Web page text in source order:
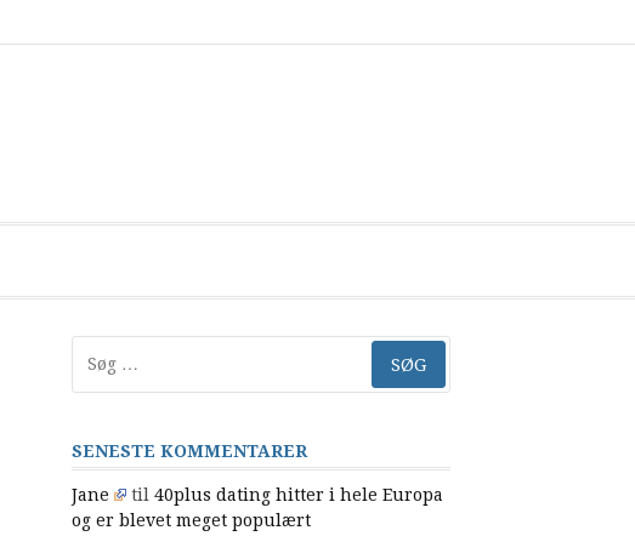
(EU)
efter:
SENESTE KOMMENTARER
Jane til40plus dating hitter i hele Europa
og er blevet meget populært